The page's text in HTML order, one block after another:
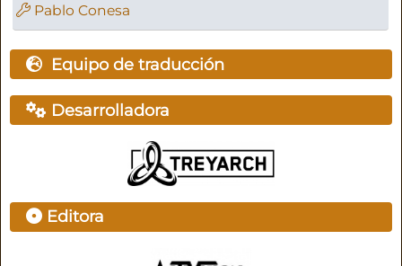
Pablo Conesa
Equipo de traducción
Desarrolladora
Editora